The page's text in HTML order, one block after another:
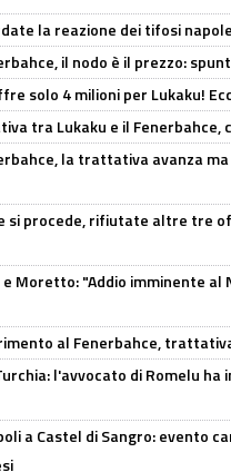
la reazione dei tifosi
il nodo è il prezzo:
solo 4 milioni per Lukaku!
tra Lukaku e il Fenerbahce,
la trattativa avanza
si procede, rifiutate altre tre
Moretto: "Addio imminente
al Fenerbahce,
l'avvocato di Romelu
a Castel di Sangro: evento